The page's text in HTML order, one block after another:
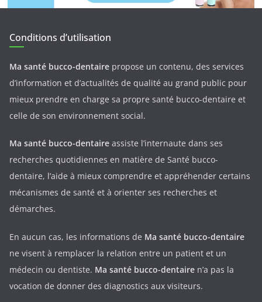
Conditions d’utilisation
Ma santé bucco-dentaire propose un contenu, des services
d’information et d’actualités de qualité au grand public pour
mieux prendre en charge sa propre santé bucco-dentaire et
celle de son environnement social.
Ma santé bucco-dentaire assiste l’internaute dans ses
recherches quotidiennes en matière de Santé bucco-
dentaire, l’aide à mieux comprendre et appréhender certains
mécanismes de santé et à orienter ses recherches et
démarches.
En aucun cas, les informations de Ma santé bucco-dentaire
ne visent à remplacer la relation entre un patient et un
médecin ou dentiste. Ma santé bucco-dentaire n’a pas la
vocation de donner des diagnostics aux visiteurs.